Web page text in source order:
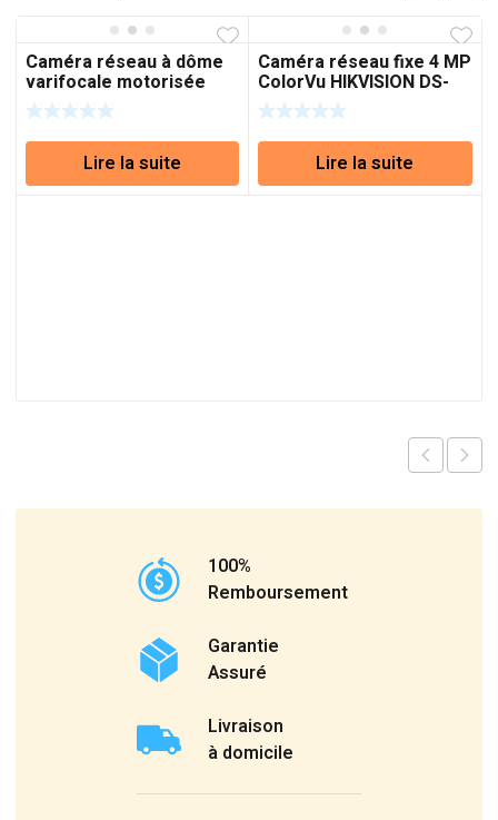
Caméra réseau à dôme
varifocale motorisée
AcuSense 8 MP
HIKVISION DS-
2CD2783G2-IZS
Lire la suite
Caméra réseau fixe 4 MP
ColorVu HIKVISION DS-
2CD2T47G2-L
Lire la suite
100%
Remboursement
Garantie
Assuré
Livraison
à domicile